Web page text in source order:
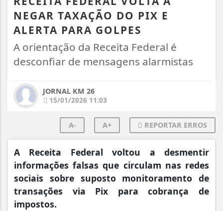
NEGAR TAXAÇÃO DO PIX E
ALERTA PARA GOLPES
A orientação da Receita Federal é
desconfiar de mensagens alarmistas
JORNAL KM 26
15/01/2026 11:03
A- A+ REPORTAR ERROS
A Receita Federal voltou a desmentir
informações falsas que circulam nas redes
sociais sobre suposto monitoramento de
transações via Pix para cobrança de
impostos.